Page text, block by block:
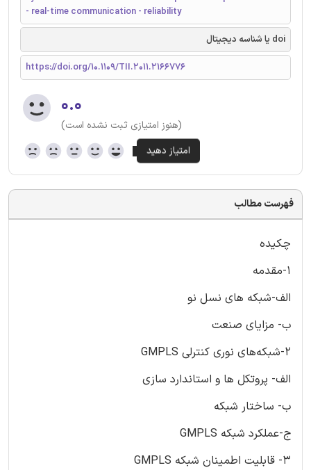
- real-time communication - reliability
doi یا شناسه دیجیتال
https://doi.org/10.1109/TII.2011.2166776
۰.۰
(هنوز امتیازی ثبت نشده است)
فهرست مطالب
چکیده
1-مقدمه
الف-شبکه های نسل نو
ب- مزایای صنعت
2-شبکه‌های نوری کنترلی GMPLS
الف- پروتکل ها و استاندارد سازی
ب- ساختار شبکه
ج-عملکرد شبکه GMPLS
3- قابلیت اطمینان شبکه GMPLS